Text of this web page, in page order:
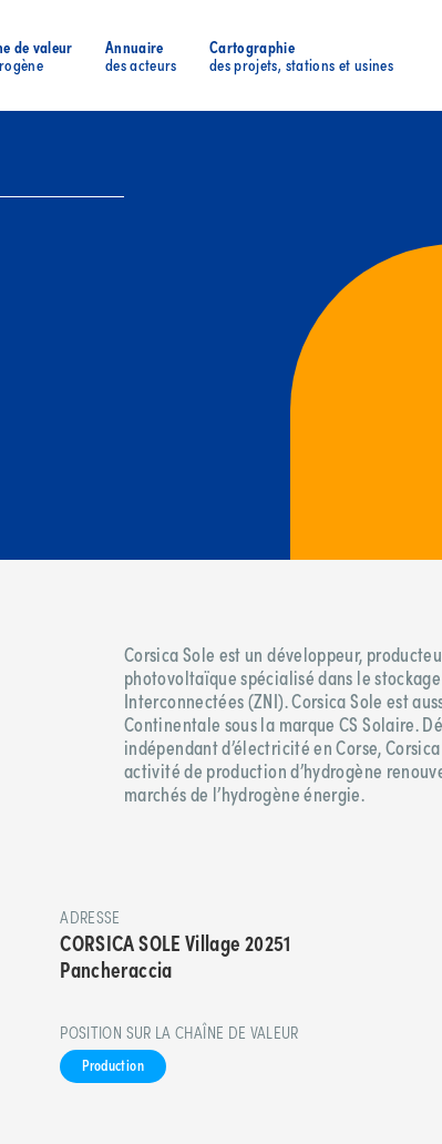
de valeur Annuaire
des acteurs
Cartographie
des projets, stations et usines
Corsica Sole est un développeur,
photovoltaïque spécialisé dans le stockage
Interconnectées (ZNI). Corsica Sole est
Continentale sous la marque CS Solaire.
indépendant d’électricité en Corse,
activité de production d’hydrogène
marchés de l’hydrogène énergie.
ADRESSE
CORSICA SOLE Village 20251
Pancheraccia
POSITION SUR LA CHAÎNE DE VALEUR
Production